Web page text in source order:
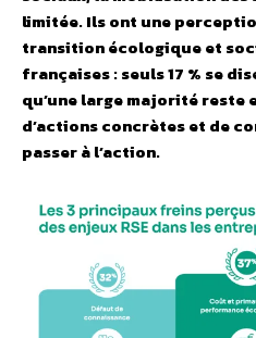
limitée. Ils ont une
transition écologique et
françaises : seuls 17 % se
qu’une large majorité reste
d’actions concrètes et de
passer à l’action.